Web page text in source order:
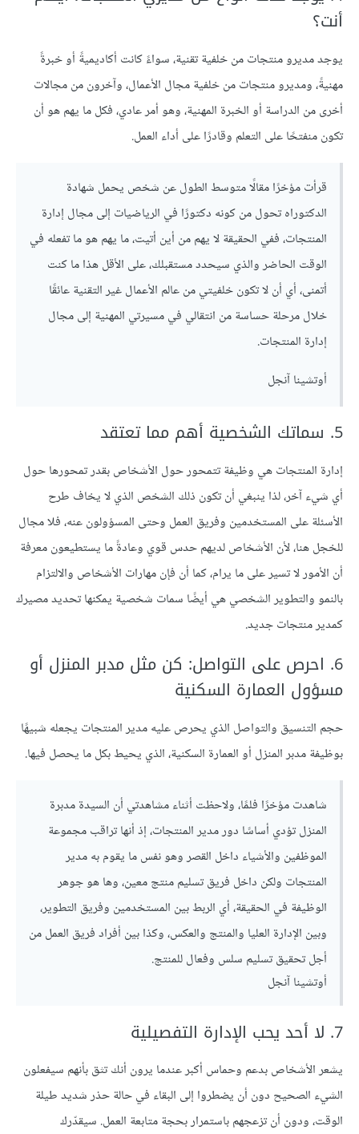
أنت؟
يوجد مديرو منتجات من خلفية تقنية، سواءً كانت أكاديميةً أو خبرةً
مهنيةً، ومديرو منتجات من خلفية مجال الأعمال، وآخرون من مجالات
أخرى من الدراسة أو الخبرة المهنية، وهو أمر عادي، فكل ما يهم هو أن
تكون منفتحًا على التعلم وقادرًا على أداء العمل.
قرأت مؤخرًا مقالًا متوسط الطول عن شخص يحمل شهادة
الدكتوراه تحول من كونه دكتورًا في الرياضيات إلى مجال إدارة
المنتجات، ففي الحقيقة لا يهم من أين أتيت، ما يهم هو ما تفعله في
الوقت الحاضر والذي سيحدد مستقبلك، على الأقل هذا ما كنت
أتمنى، أي أن لا تكون خلفيتي من عالم الأعمال غير التقنية عائقًا
خلال مرحلة حساسة من انتقالي في مسيرتي المهنية إلى مجال
إدارة المنتجات.
أوتشينا آنجل
5. سماتك الشخصية أهم مما تعتقد
إدارة المنتجات هي وظيفة تتمحور حول الأشخاص بقدر تمحورها حول
أي شيء آخر، لذا ينبغي أن تكون ذلك الشخص الذي لا يخاف طرح
الأسئلة على المستخدمين وفريق العمل وحتى المسؤولون عنه، فلا مجال
للخجل هنا، لأن الأشخاص لديهم حدس قوي وعادةً ما يستطيعون معرفة
أن الأمور لا تسير على ما يرام، كما أن فإن مهارات الأشخاص والالتزام
بالنمو والتطوير الشخصي هي أيضًا سمات شخصية يمكنها تحديد مصيرك
كمدير منتجات جديد.
6. احرص على التواصل: كن مثل مدبر المنزل أو
مسؤول العمارة السكنية
حجم التنسيق والتواصل الذي يحرص عليه مدير المنتجات يجعله شبيهًا
بوظيفة مدبر المنزل أو العمارة السكنية، الذي يحيط بكل ما يحصل فيها.
شاهدت مؤخرًا فلمًا، ولاحظت أثناء مشاهدتي أن السيدة مدبرة
المنزل تؤدي أساسًا دور مدير المنتجات، إذ أنها تراقب مجموعة
الموظفين والأشياء داخل القصر وهو نفس ما يقوم به مدير
المنتجات ولكن داخل فريق تسليم منتج معين، وها هو جوهر
الوظيفة في الحقيقة، أي الربط بين المستخدمين وفريق التطوير،
وبين الإدارة العليا والمنتج والعكس، وكذا بين أفراد فريق العمل من
أجل تحقيق تسليم سلس وفعال للمنتج.
أوتشينا آنجل
7. لا أحد يحب الإدارة التفصيلية
يشعر الأشخاص بدعم وحماس أكبر عندما يرون أنك تثق بأنهم سيفعلون
الشيء الصحيح دون أن يضطروا إلى البقاء في حالة حذر شديد طيلة
الوقت، ودون أن تزعجهم باستمرار بحجة متابعة العمل. سيقدّرك